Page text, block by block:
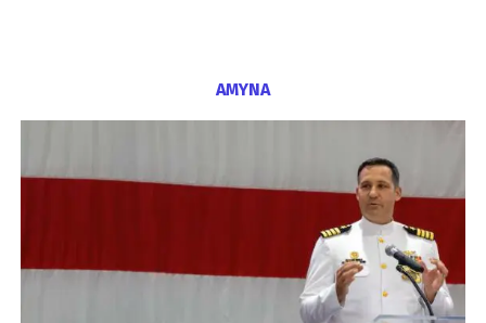
ΑΜΥΝΑ